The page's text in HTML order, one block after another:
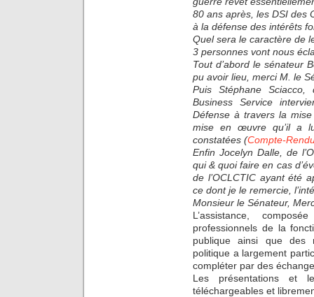
80 ans après, les DSI des
à la défense des intérêts
Quel sera le caractère de
3 personnes vont nous
Tout d’abord le sénateur
pu avoir lieu, merci M. le
Puis Stéphane
Business Service
Défense à travers la
mise en œuvre qu’il a
constatées (Compte-
Enfin Jocelyn Dalle, de
qui & quoi faire en cas
de l’OCLCTIC ayant été
ce dont je le remercie,
Monsieur le Sénateur,
L’assistance,
professionnels de la
publique ainsi que des
politique a largement
compléter par des
Les présentations et
téléchargeables et